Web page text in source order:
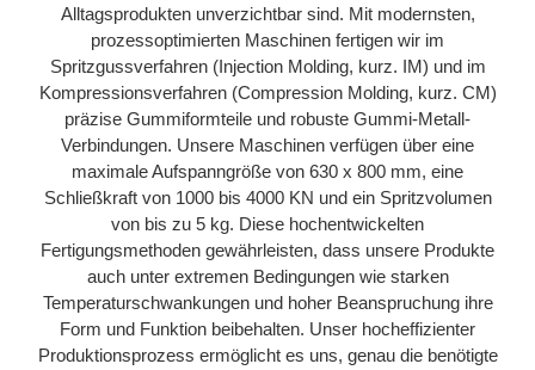
Alltagsprodukten unverzichtbar sind. Mit modernsten,
prozessoptimierten Maschinen fertigen wir im
Spritzgussverfahren (Injection Molding, kurz. IM) und im
Kompressionsverfahren (Compression Molding, kurz. CM)
präzise Gummiformteile und robuste Gummi-Metall-
Verbindungen. Unsere Maschinen verfügen über eine
maximale Aufspanngröße von 630 x 800 mm, eine
Schließkraft von 1000 bis 4000 KN und ein Spritzvolumen
von bis zu 5 kg. Diese hochentwickelten
Fertigungsmethoden gewährleisten, dass unsere Produkte
auch unter extremen Bedingungen wie starken
Temperaturschwankungen und hoher Beanspruchung ihre
Form und Funktion beibehalten. Unser hocheffizienter
Produktionsprozess ermöglicht es uns, genau die benötigte